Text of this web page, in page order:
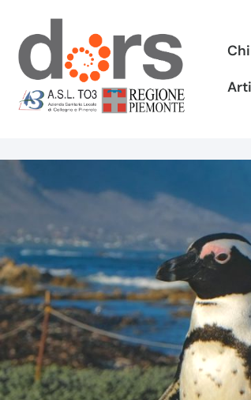
Vai
al
contenuto